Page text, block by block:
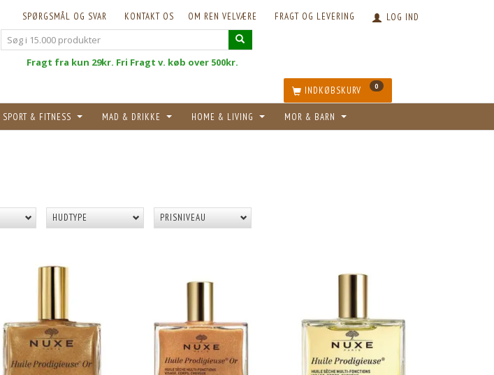
LOG IND
FRAGT OG LEVERING
OM REN VELVÆRE
KONTAKT OS
SPØRGSMÅL OG SVAR
Fragt fra kun 29kr. Fri Fragt v. køb over 500kr.
INDKØBSKURV 0
SPORT & FITNESS MAD & DRIKKE HOME & LIVING MOR & BARN
HUDTYPE PRISNIVEAU